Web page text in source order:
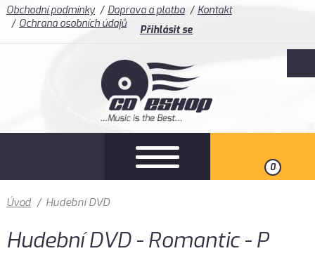
Obchodní podmínky Doprava a platba
Kontakt
Ochrana osobních údajů
Přihlásit se
0
Úvod / Hudební DVD
Hudební DVD - Romantic - P